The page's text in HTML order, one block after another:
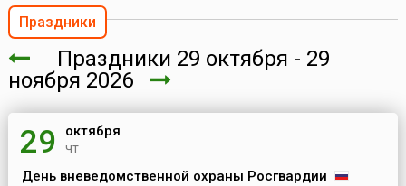
Праздники
Праздники 29 октября - 29
ноября 2026
29 октября
чт
День вневедомственной охраны Росгвардии